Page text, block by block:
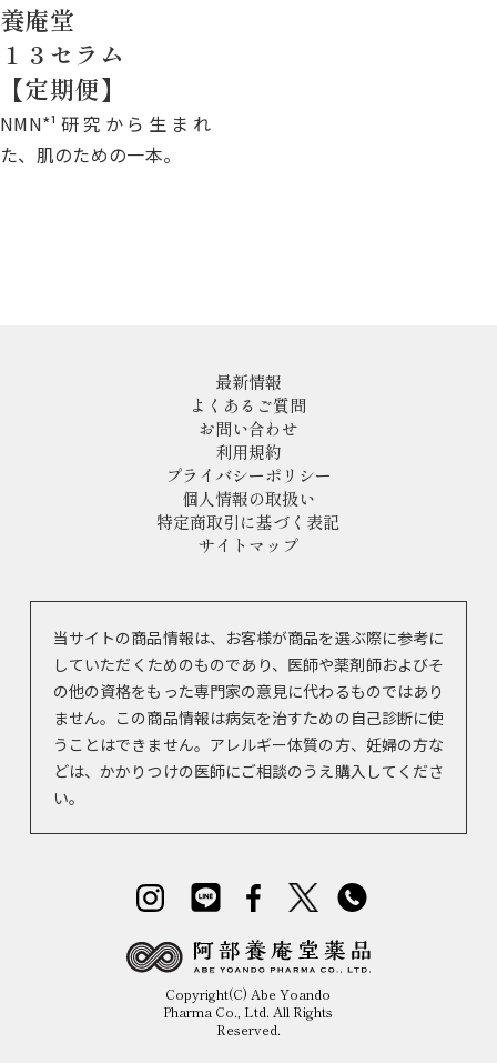
養庵堂
１３セラム
【定期便】
NMN*¹研究から生まれ
た、肌のための一本。
最新情報
よくあるご質問
お問い合わせ
利用規約
プライバシーポリシー
個人情報の取扱い
特定商取引に基づく表記
サイトマップ
当サイトの商品情報は、お客様が商品を選ぶ際に参考に
していただくためのものであり、医師や薬剤師およびそ
の他の資格をもった専門家の意見に代わるものではあり
ません。この商品情報は病気を治すための自己診断に使
うことはできません。アレルギー体質の方、妊婦の方な
どは、かかりつけの医師にご相談のうえ購入してくださ
い。
Copyright(C) Abe Yoando
Pharma Co., Ltd. All Rights
Reserved.